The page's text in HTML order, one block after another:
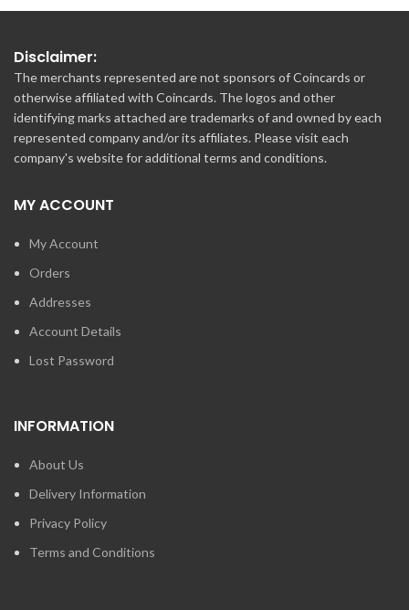
Disclaimer:
The merchants represented are not sponsors of Coincards or
otherwise affiliated with Coincards. The logos and other
identifying marks attached are trademarks of and owned by each
represented company and/or its affiliates. Please visit each
company's website for additional terms and conditions.
MY ACCOUNT
My Account
Orders
Addresses
Account Details
Lost Password
INFORMATION
About Us
Delivery Information
Privacy Policy
Terms and Conditions